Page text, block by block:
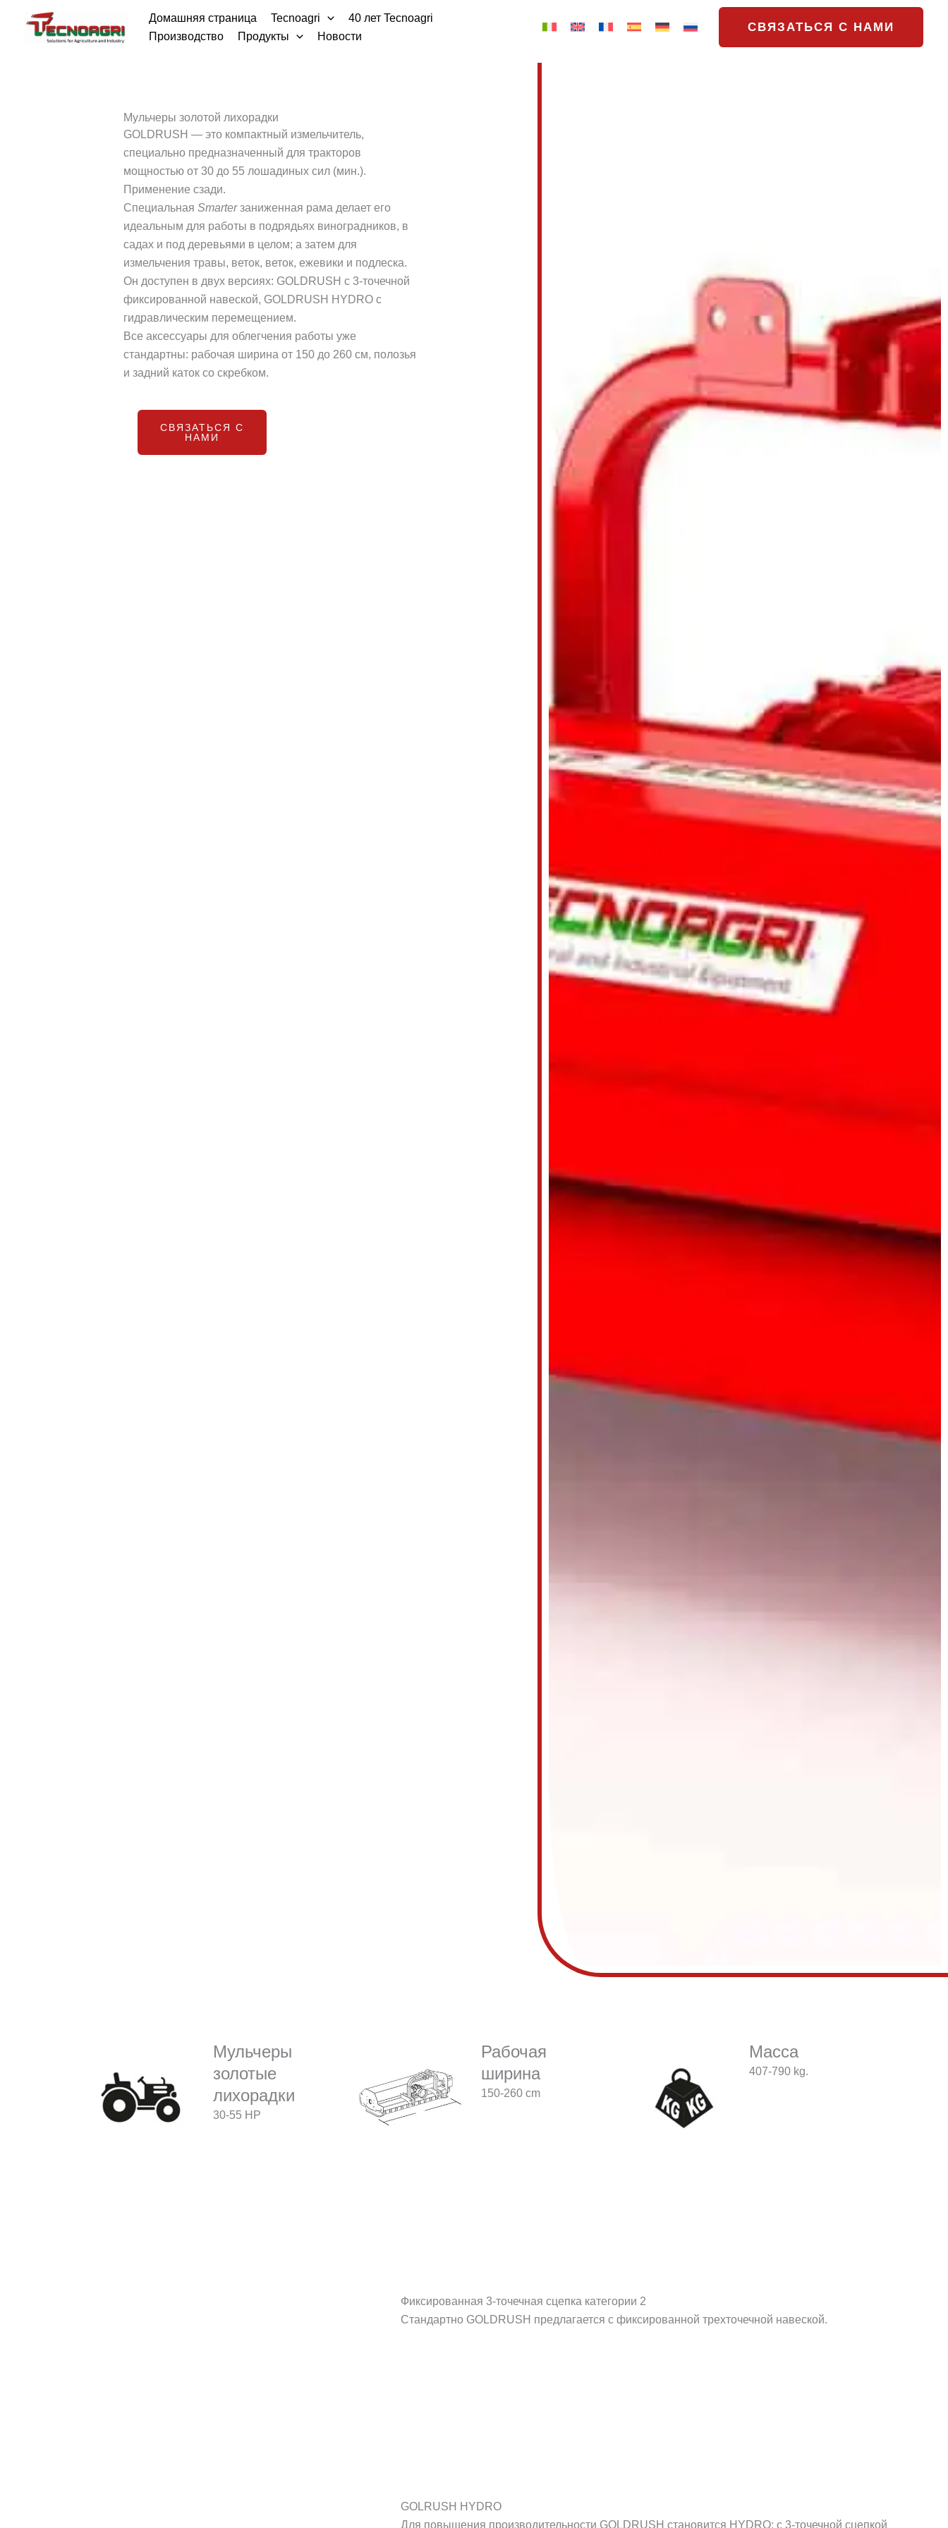
содержимому
Домашняя страница Tecnoagri
40 лет Tecnoagri
Производство
Продукты Новости
СВЯЗАТЬСЯ С НАМИ
Мульчеры золотой лихорадки
GOLDRUSH — это компактный измельчитель,
специально предназначенный для тракторов
мощностью от 30 до 55 лошадиных сил (мин.).
Применение сзади.
Специальная Smarterзаниженная рама делает его
идеальным для работы в подрядьях виноградников, в
садах и под деревьями в целом; а затем для
измельчения травы, веток, веток, ежевики и подлеска.
Он доступен в двух версиях: GOLDRUSH с 3-точечной
фиксированной навеской, GOLDRUSH HYDRO с
гидравлическим перемещением.
Все аксессуары для облегчения работы уже
стандартны: рабочая ширина от 150 до 260 см, полозья
и задний каток со скребком.
СВЯЗАТЬСЯ С
НАМИ
Мульчеры
золотые
лихорадки
30-55 HP
Рабочая
ширина
150-260 cm
Macca
407-790 kg.
Фиксированная 3-точечная сцепка категории 2
Стандартно GOLDRUSH предлагается с фиксированной трехточечной навеской.
GOLRUSH HYDRO
Для повышения производительности GOLDRUSH становится HYDRO: с 3-точечной сцепкой